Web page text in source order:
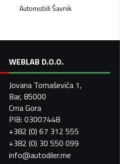
AutomobiliŠavnik
WEBLAB D.O.O.
Jovana Tomaševića 1,
Bar, 85000
Crna Gora
PIB: 03007448
+382 (0) 67 312 555
+382 (0) 30 550 099
info@autodiler.me